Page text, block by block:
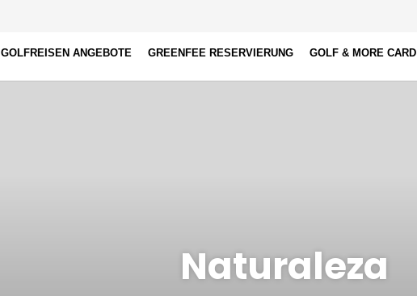
GOLFREISEN ANGEBOTE GREENFEE RESERVIERUNG GOLF & MORE CARD
Naturaleza